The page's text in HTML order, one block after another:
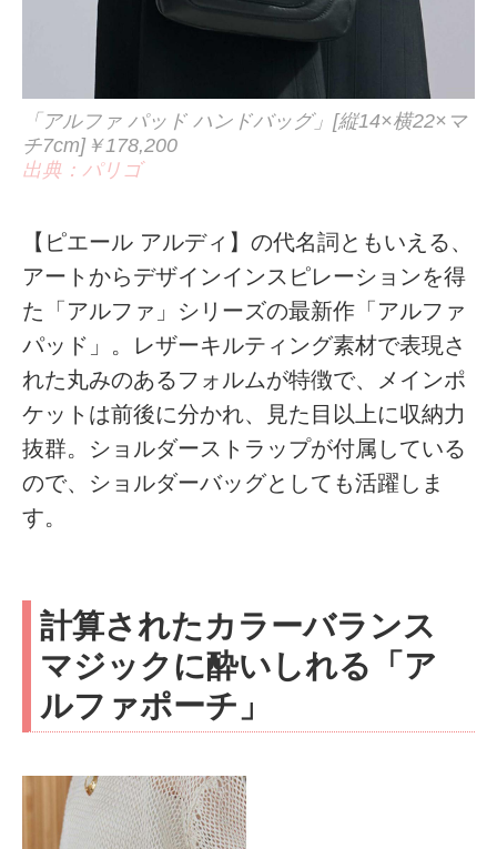
「アルファ パッド ハンドバッグ」[縦14×横22×マ
チ7cm]￥178,200
出典：パリゴ
【ピエール アルディ】の代名詞ともいえる、
アートからデザインインスピレーションを得
た「アルファ」シリーズの最新作「アルファ
パッド」。レザーキルティング素材で表現さ
れた丸みのあるフォルムが特徴で、メインポ
ケットは前後に分かれ、見た目以上に収納力
抜群。ショルダーストラップが付属している
ので、ショルダーバッグとしても活躍しま
す。
計算されたカラーバランス
マジックに酔いしれる「ア
ルファポーチ」